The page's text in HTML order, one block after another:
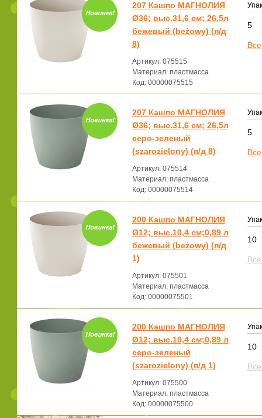
207 Кашпо МАГНОЛИЯ
Ø36; выс.31,6 см; 26,5л
бежевый (beżowy) (п/д
8)
Артикул: 075515
Материал: пластмасса
Код: 00000075515
5
207 Кашпо МАГНОЛИЯ
Ø36; выс.31,6 см; 26,5л
серо-зеленый
(szarozielony) (п/д 8)
Артикул: 075514
Материал: пластмасса
Код: 00000075514
5
200 Кашпо МАГНОЛИЯ
Ø12; выс.10,4 см;0,89 л
бежевый (beżowy) (п/д
1)
Артикул: 075501
Материал: пластмасса
Код: 00000075501
10
200 Кашпо МАГНОЛИЯ
Ø12; выс.10,4 см;0,89 л
серо-зеленый
(szarozielony) (п/д 1)
Артикул: 075500
Материал: пластмасса
Код: 00000075500
10